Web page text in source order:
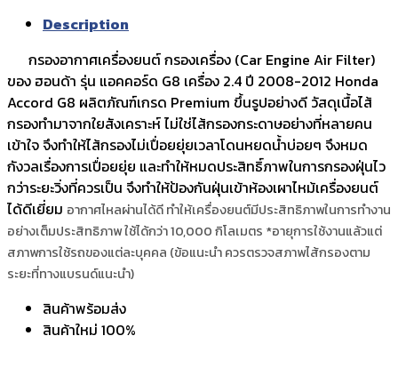
Description
กรองอากาศเครื่องยนต์ กรองเครื่อง (Car Engine Air Filter)
ของ ฮอนด้า รุ่น แอคคอร์ด G8 เครื่อง 2.4 ปี 2008-2012 Honda
Accord G8 ผลิตภัณฑ์เกรด Premium ขึ้นรูปอย่างดี วัสดุเนื้อไส้
กรองทำมาจากใยสังเคราะห์ ไม่ใช่ไส้กรองกระดาษอย่างที่หลายคน
เข้าใจ จึงทำให้ไส้กรองไม่เปื่อยยุ่ยเวลาโดนหยดน้ำบ่อยๆ จึงหมด
กังวลเรื่องการเปื่อยยุ่ย และทำให้หมดประสิทธิ์ภาพในการกรองฝุ่นไว
กว่าระยะวิ่งที่ควรเป็น จึงทำให้ป้องกันฝุ่นเข้าห้องเผาไหม้เครื่องยนต์
ได้ดีเยี่ยม อากาศไหลผ่านได้ดี ทำให้เครื่องยนต์มีประสิทธิภาพในการทำงาน
อย่างเต็มประสิทธิภาพใช้ได้กว่า 10,000 กิโลเมตร *อายุการใช้งานแล้วแต่
สภาพการใช้รถของแต่ละบุคคล (ข้อแนะนำ ควรตรวจสภาพไส้กรองตาม
ระยะที่ทางแบรนด์แนะนำ)
สินค้าพร้อมส่ง
สินค้าใหม่ 100%